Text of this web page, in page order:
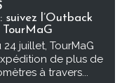
suivez l’Outback
juillet, TourMaG
de plus de
à travers...